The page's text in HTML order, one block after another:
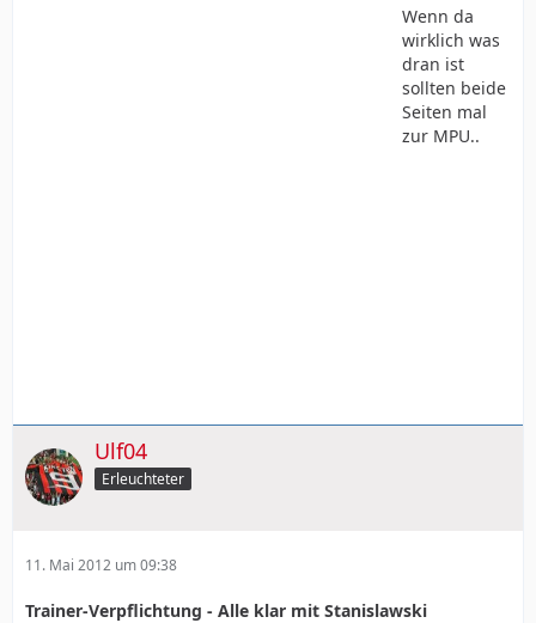
Wenn da
wirklich was
dran ist
sollten beide
Seiten mal
zur MPU..
Ulf04
Erleuchteter
11. Mai 2012 um 09:38
Trainer-Verpflichtung - Alle klar mit Stanislawski